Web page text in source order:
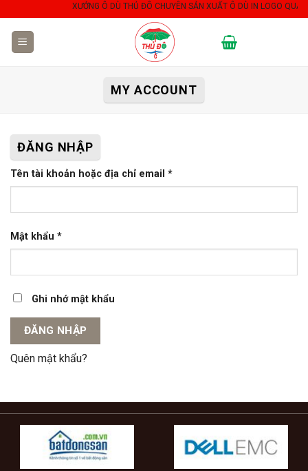
content
XƯỞNG Ô DÙ THỦ ĐÔ CHUYÊN SẢN XUẤT Ô DÙ IN LOGO
MY ACCOUNT
ĐĂNG NHẬP
Tên tài khoản hoặc địa chỉ email *
Mật khẩu *
Ghi nhớ mật khẩu
ĐĂNG NHẬP
Quên mật khẩu?